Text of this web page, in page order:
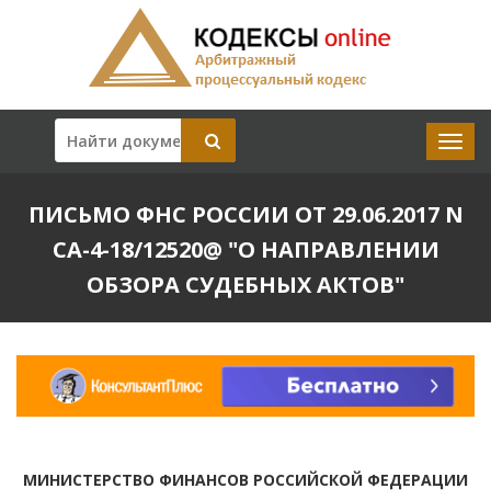
ПИСЬМО ФНС РОССИИ ОТ 29.06.2017 N
СА-4-18/12520@ "О НАПРАВЛЕНИИ
ОБЗОРА СУДЕБНЫХ АКТОВ"
МИНИСТЕРСТВО ФИНАНСОВ РОССИЙСКОЙ ФЕДЕРАЦИИ